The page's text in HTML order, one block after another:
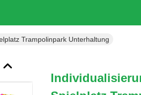
Trampolinpark Unterhaltung